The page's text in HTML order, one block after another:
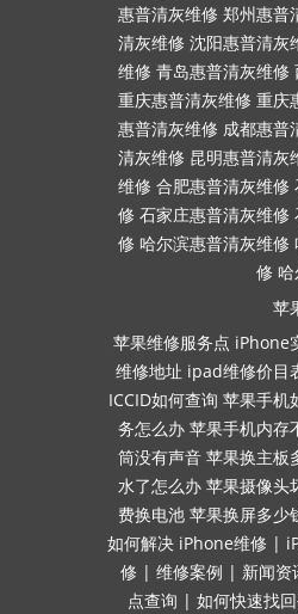
惠普清灰维修 郑州惠普
清灰维修 沈阳惠普清灰
维修 青岛惠普清灰维修
重庆惠普清灰维修 重庆
惠普清灰维修 成都惠普
清灰维修 昆明惠普清灰
维修 合肥惠普清灰维修
修 石家庄惠普清灰维修
修 哈尔滨惠普清灰维修
修
苹
苹果维修服务点 iPhone
维修地址 ipad维修价目
ICCID如何查询 苹果手机
务怎么办 苹果手机内存
筒没有声音 苹果换主板
水了怎么办 苹果摄像头
费换电池 苹果换屏多少
如何解决 iPhone维修 |
修 | 维修案例 | 新闻资
点查询 | 如何快速找